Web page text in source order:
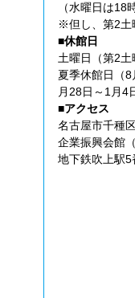
（水曜日は18
※但し、第2土
■休館日
土曜日（第2土
夏季休館日（
月28日～1月4
■アクセス
名古屋市千種
企業振興会館
地下鉄吹上駅